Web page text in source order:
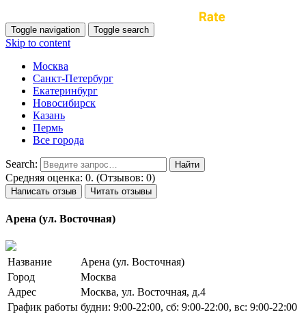
Toggle navigation Toggle search
Skip to content
Москва
Санкт-Петербург
Екатеринбург
Новосибирск
Казань
Пермь
Все города
Search:
Средняя оценка: 0. (Отзывов: 0)
Написать отзыв Читать отзывы
Арена (ул. Восточная)
Название
Арена (ул. Восточная)
Город
Москва
Адрес
Москва, ул. Восточная, д.4
График работы будни: 9:00-22:00, сб: 9:00-22:00, вс: 9:00-22:00